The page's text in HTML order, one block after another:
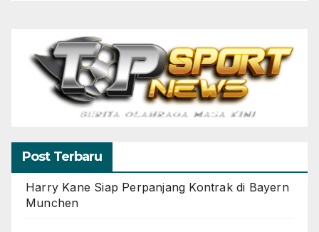
Post Terbaru
Harry Kane Siap Perpanjang Kontrak di Bayern
Munchen